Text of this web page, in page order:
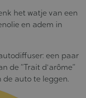
het watje van een
en adem in
een paar
de “Trait d'arôme”
auto te leggen.